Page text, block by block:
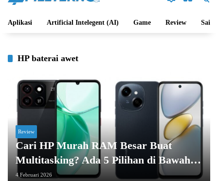
Aplikasi Artificial Intelegent (AI) Game Review Sains
HP baterai awet
Review
Cari HP Murah RAM Besar Buat
Multitasking? Ada 5 Pilihan di Bawah
Rp1 Juta Ini, Dijamin Anti Lemot!
4 Februari 2026